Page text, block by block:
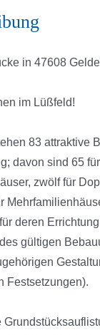
in 47608
im Lüßfeld!
83 attraktive
davon sind 65 für
zwölf für
deren
gültigen
Festsetzungen).